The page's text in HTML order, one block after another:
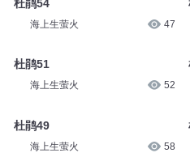
杜鹃54
海上生萤火 47
杜鹃51
海上生萤火 52
杜鹃49
海上生萤火 58